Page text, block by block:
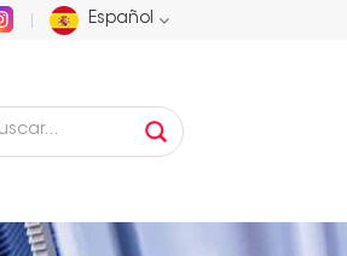
Español
English
Deutsch